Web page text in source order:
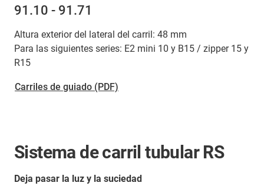
91.10 - 91.71
Altura exterior del lateral del carril: 48 mm
Para las siguientes series: E2 mini 10 y B15 / zipper 15 y
R15
Carriles de guiado (PDF)
Sistema de carril tubular RS
Deja pasar la luz y la suciedad